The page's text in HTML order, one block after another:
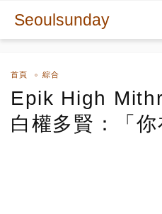
Seoulsunday
首頁 綜合
Epik High
白權多賢：「你